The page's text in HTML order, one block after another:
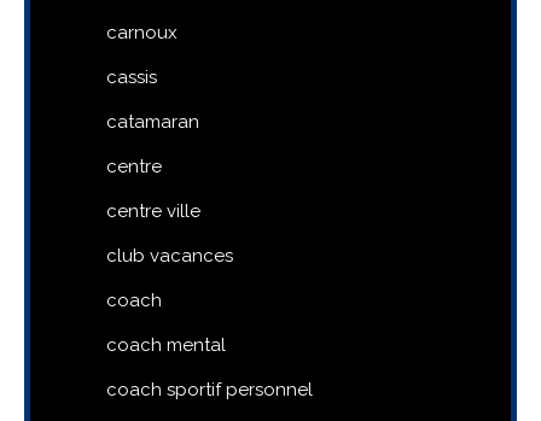
carnoux
cassis
catamaran
centre
centre ville
club vacances
coach
coach mental
coach sportif personnel